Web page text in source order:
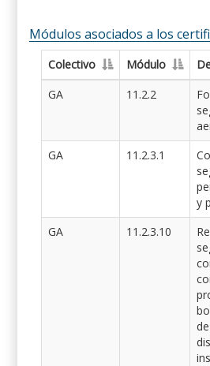
Módulos asociados a los
Colectivo Módulo
GA
11.2.2
GA
11.2.3.1
y
GA
11.2.3.10